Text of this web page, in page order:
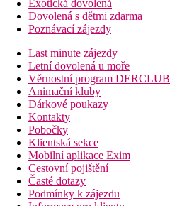
Exotická dovolená
Dovolená s dětmi zdarma
Poznávací zájezdy
Last minute zájezdy
Letní dovolená u moře
Věrnostní program DERCLUB
Animační kluby
Dárkové poukazy
Kontakty
Pobočky
Klientská sekce
Mobilní aplikace Exim
Cestovní pojištění
Časté dotazy
Podmínky k zájezdu